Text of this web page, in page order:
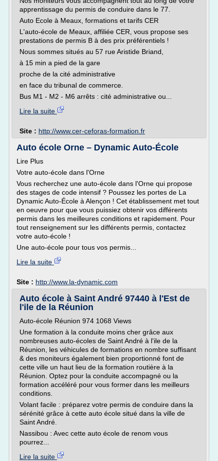
apprentissage du permis de conduire dans le 77.
Auto Ecole à Meaux, formations et tarifs CER
L'auto-école de Meaux, affiliée CER, vous propose ses
prestations de permis B à des prix préférentiels !
Nous sommes situés au 57 rue Aristide Briand,
à 15 min a pied de la gare
proche de la cité administrative
en face du tribunal de commerce.
Bus M1 - M2 - M6 arrêts : cité administrative ou...
Lire la suite
Site : http://www.cer-ceforas-formation.fr
Auto école Orne – Dynamic Auto-École
Lire Plus
Votre auto-école dans l'Orne
Vous recherchez une auto-école dans l'Orne qui propose
des stages de code intensif ? Poussez les portes de La
Dynamic Auto-École à Alençon ! Cet établissement met tout
en oeuvre pour que vous puissiez obtenir vos différents
permis dans les meilleures conditions et rapidement. Pour
tout renseignement sur les différents permis, contactez
votre auto-école !
Une auto-école pour tous vos permis...
Lire la suite
Site : http://www.la-dynamic.com
Auto école à Saint André 97440 à l'Est de
l'ile de la Réunion
Auto-école Réunion 974 1068 Views
Une formation à la conduite moins cher grâce aux
nombreuses auto-écoles de Saint André à l'ile de la
Réunion, les véhicules de formations en nombre suffisant
& des moniteurs également bien proportionné font de
cette ville un haut lieu de la formation routière à la
Réunion. Optez pour la conduite accompagné ou la
formation accéléré pour vous former dans les meilleurs
conditions.
Volant facile : préparez votre permis de conduire dans la
sérénité grâce à cette auto école situé dans la ville de
Saint André.
Nassibou : Avec cette auto école de renom vous
pourrez...
Lire la suite